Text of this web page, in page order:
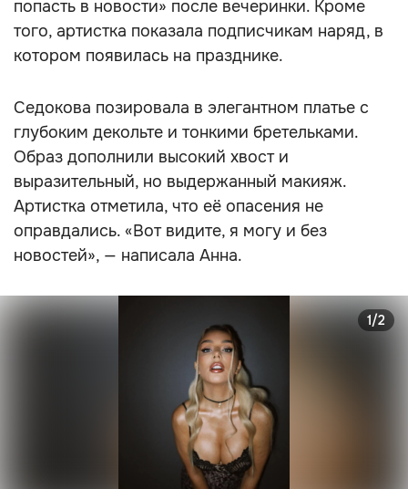
попасть в новости» после вечеринки. Кроме
того, артистка показала подписчикам наряд, в
котором появилась на празднике.
Седокова позировала в элегантном платье с
глубоким декольте и тонкими бретельками.
Образ дополнили высокий хвост и
выразительный, но выдержанный макияж.
Артистка отметила, что её опасения не
оправдались. «Вот видите, я могу и без
новостей», — написала Анна.
1/2